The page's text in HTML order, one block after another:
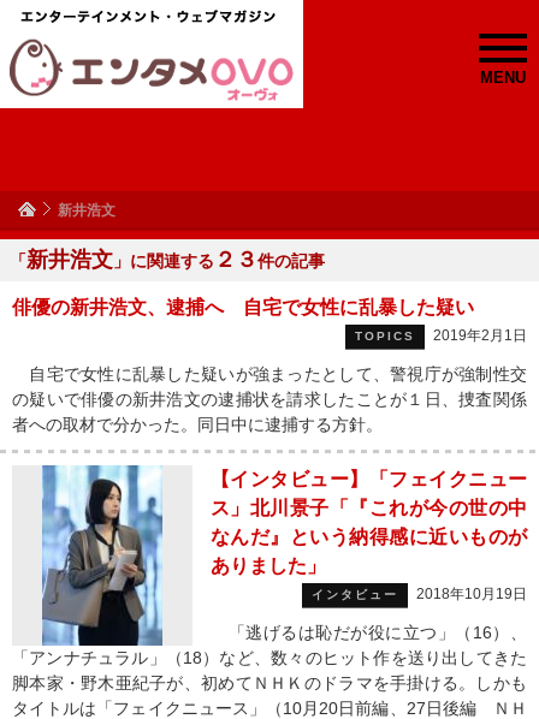
MENU
新井浩文
「新井浩文 」に関連する ２３件の記事
俳優の新井浩文、逮捕へ 自宅で女性に乱暴した疑い
TOPICS 2019年2月1日
自宅で女性に乱暴した疑いが強まったとして、警視庁が強制性交
の疑いで俳優の新井浩文の逮捕状を請求したことが１日、捜査関係
者への取材で分かった。同日中に逮捕する方針。
【インタビュー】「フェイクニュー
ス」北川景子「『これが今の世の中
なんだ』という納得感に近いものが
ありました」
インタビュー 2018年10月19日
「逃げるは恥だが役に立つ」（16）、
「アンナチュラル」（18）など、数々のヒット作を送り出してきた
脚本家・野木亜紀子が、初めてＮＨＫのドラマを手掛ける。しかも
タイトルは「フェイクニュース」（10月20日前編、27日後編 ＮＨ